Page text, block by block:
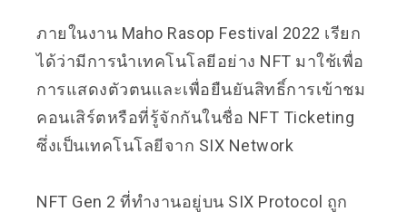
ภายในงาน Maho Rasop Festival 2022 เรียก
ได้ว่ามีการนำเทคโนโลยีอย่าง NFT มาใช้เพื่อ
การแสดงตัวตนและเพื่อยืนยันสิทธิ์การเข้าชม
คอนเสิร์ตหรือที่รู้จักกันในชื่อ NFT Ticketing
ซึ่งเป็นเทคโนโลยีจาก SIX Network
NFT Gen 2 ที่ทำงานอยู่บน SIX Protocol ถูก